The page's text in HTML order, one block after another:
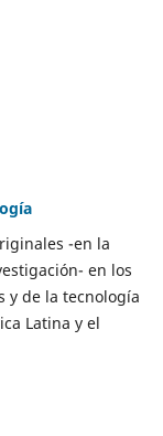
-en la
en los
y de la tecnología
Latina y el